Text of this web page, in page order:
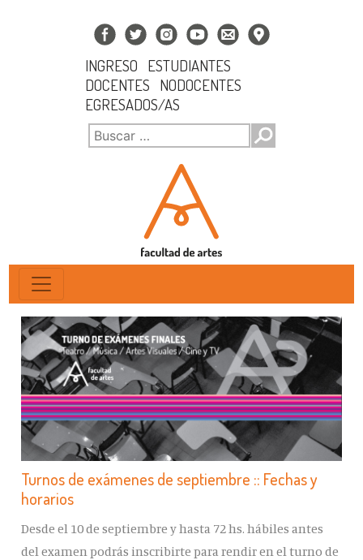
INGRESO
ESTUDIANTES
DOCENTES
NODOCENTES
EGRESADOS/AS
Turnos de exámenes de septiembre :: Fechas y
horarios
Desde el 10 de septiembre y hasta 72 hs. hábiles antes
del examen podrás inscribirte para rendir en el turno de